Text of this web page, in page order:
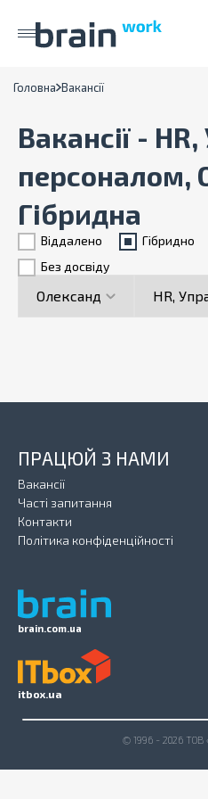
Головна Вакансії
Вакансії -
персоналом,
Гібридна
Віддалено
Гiбридно
Без досвіду
brain.com.ua
ПРАЦЮЙ З НАМИ
Вакансії
Часті запитання
Контакти
Політика конфіденційності
itbox.ua
© 1996 - 2026 ТОВ